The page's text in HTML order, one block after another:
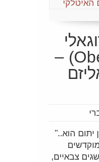
(Obelisco di Dogali) –
יתום הוא.."
צבאיים,